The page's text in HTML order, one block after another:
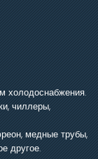
персональных
холодоснабжения.
чиллеры,
медные трубы,
другое.